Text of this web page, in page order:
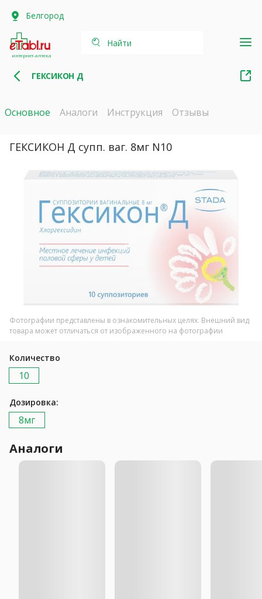
Белгород
интернет-аптека
Найти
ГЕКСИКОН Д
Основное Аналоги Инструкция Отзывы
ГЕКСИКОН Д супп. ваг. 8мг N10
Фотографии представлены в ознакомительных целях. Внешний вид
товара может отличаться от изображенного на фотографии
Количество
10
Дозировка:
8мг
Аналоги